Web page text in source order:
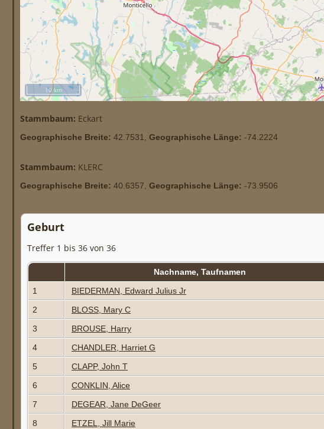
10 km
Stammbaum: Eckart
Geographische Breite: 42.7531, Geographische Länge: -74.2224
Stammbaum: KLERC
Geographische Breite: 40.6357, Geographische Länge: -73.9506
Geburt
Treffer 1 bis 36 von 36
Nachname, Taufnamen
1
BIEDERMAN, Edward Julius Jr
2
BLOSS, Mary C
3
BROUSE, Harry
4
CHANDLER, Harriet G
5
CLAPP, John T
6
CONKLIN, Alice
7
DEGEAR, Jane DeGeer
8
ETZEL, Jill Marie